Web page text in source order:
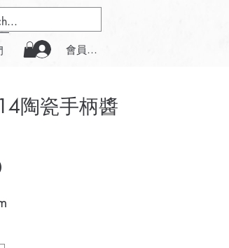
會員登入
陶瓷手柄醬